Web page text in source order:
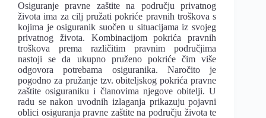
Osiguranje pravne zaštite na području privatnog
života ima za cilj pružati pokriće pravnih troškova s
kojima je osiguranik suočen u situacijama iz svojeg
privatnog života. Kombinacijom pokrića pravnih
troškova prema različitim pravnim područjima
nastoji se da ukupno pruženo pokriće čim više
odgovora potrebama osiguranika. Naročito je
pogodno za pružanje tzv. obiteljskog pokrića pravne
zaštite osiguraniku i članovima njegove obitelji. U
radu se nakon uvodnih izlaganja prikazuju pojavni
oblici osiguranja pravne zaštite na području života te